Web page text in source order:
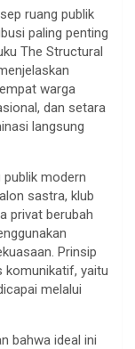
ruang publik
paling penting
The Structural
warga
dan setara
langsung
modern
sastra, klub
privat berubah
Prinsip
komunikatif, yaitu
melalui
bahwa ideal ini